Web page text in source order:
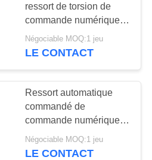
de ressort
ressort de torsion de
commande numérique
par ordinateur avec 120
mètres/vitesse maximum
Négociable MOQ:1 jeu
LE CONTACT
Ressort automatique
commandé de
commande numérique
par ordinateur faisant à
machine la haute
Négociable MOQ:1 jeu
LE CONTACT